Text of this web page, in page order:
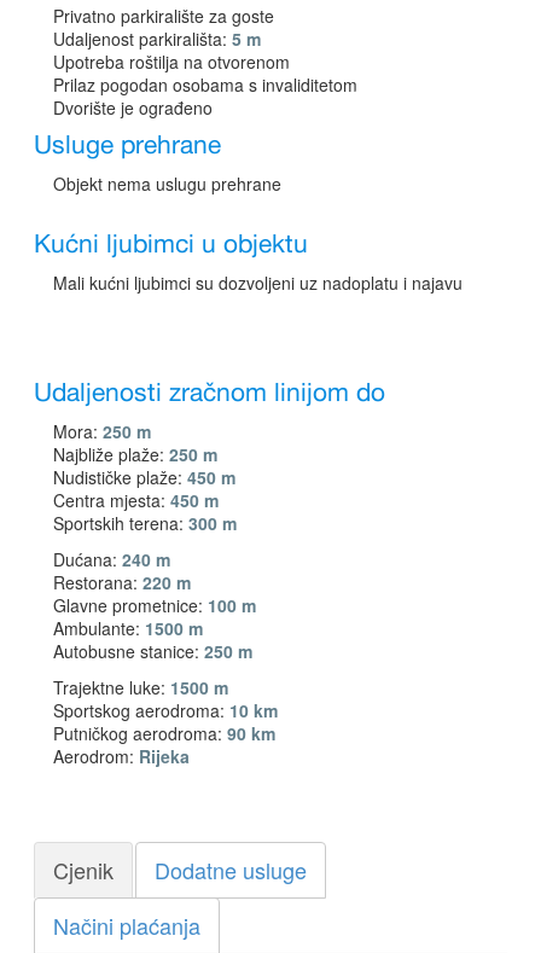
Privatno parkiralište za goste
Udaljenost parkirališta: 5 m
Upotreba roštilja na otvorenom
Prilaz pogodan osobama s invaliditetom
Dvorište je ograđeno
Usluge prehrane
Objekt nema uslugu prehrane
Kućni ljubimci u objektu
Mali kućni ljubimci su dozvoljeni uz nadoplatu i najavu
Udaljenosti zračnom linijom do
Mora: 250 m
Najbliže plaže: 250 m
Nudističke plaže: 450 m
Centra mjesta: 450 m
Sportskih terena: 300 m
Dućana: 240 m
Restorana: 220 m
Glavne prometnice: 100 m
Ambulante: 1500 m
Autobusne stanice: 250 m
Trajektne luke: 1500 m
Sportskog aerodroma: 10 km
Putničkog aerodroma: 90 km
Aerodrom: Rijeka
Cjenik
Dodatne usluge
Načini plaćanja